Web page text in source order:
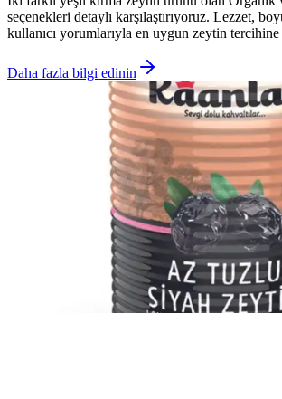
seçenekleri detaylı karşılaştırıyoruz. Lezzet,
kullanıcı yorumlarıyla en uygun zeytin tercihine
Daha fazla bilgi edinin